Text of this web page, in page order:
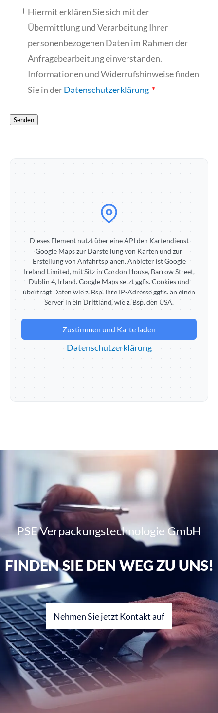
Hiermit erklären Sie sich mit der
Übermittlung und Verarbeitung Ihrer
personenbezogenen Daten im Rahmen der
Anfragebearbeitung einverstanden.
Informationen und Widerrufshinweise finden
Sie in derDatenschutzerklärung
Senden
Dieses Element nutzt über eine API den Kartendienst
Google Maps zur Darstellung von Karten und zur
Erstellung von Anfahrtsplänen. Anbieter ist Google
Ireland Limited, mit Sitz in Gordon House, Barrow Street,
Dublin 4, Irland. Google Maps setzt ggfls. Cookies und
überträgt Daten wie z. Bsp. Ihre IP-Adresse ggfls. an einen
Server in ein Drittland, wie z. Bsp. den USA.
Zustimmen und Karte laden
Datenschutzerklärung
PSE Verpackungstechnologie GmbH
FINDEN SIE DEN WEG ZU UNS!
Nehmen Sie jetzt Kontakt auf